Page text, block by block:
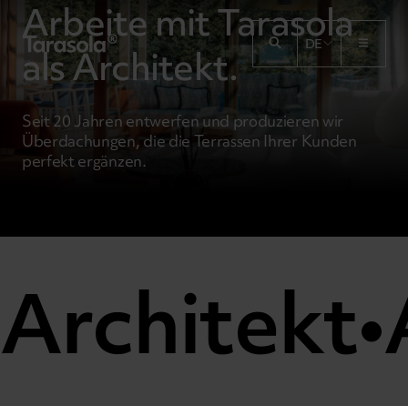
Przejdź do treści
DE
Arbeite mit Tarasola
als Architekt.
Seit 20 Jahren entwerfen und produzieren wir
Überdachungen, die die Terrassen Ihrer Kunden
perfekt ergänzen.
Architekt•